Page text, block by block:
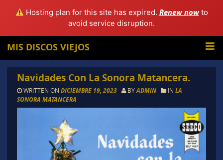
Hosting plan for this site has expired. Renew nowto
avoid service disruption.
MIS DISCOS VIEJOS
Navidades Con La Sonora Matancera.
WRITTEN ON DICIEMBRE 19, 2023 BYADMIN IN LA
SONORA MATANCERA